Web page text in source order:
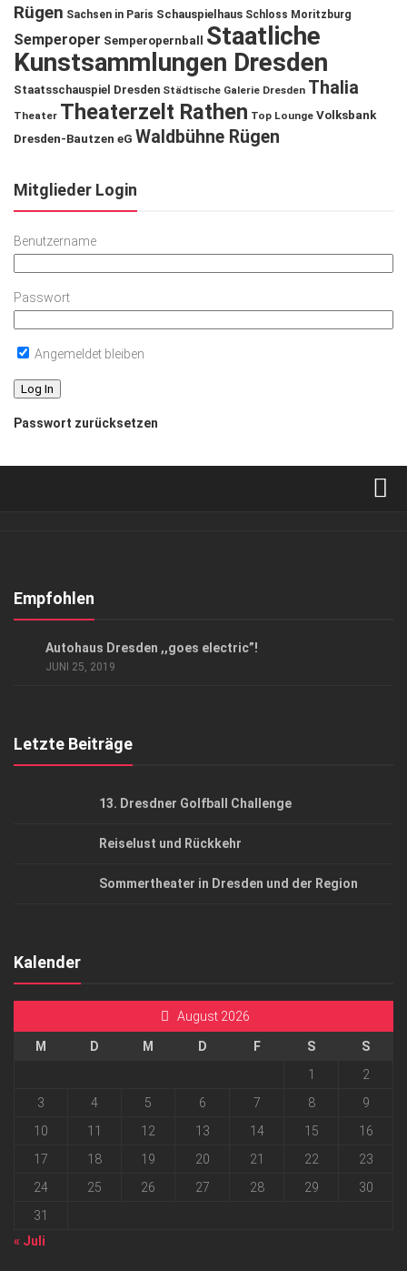
Rügen Sachsen in Paris Schauspielhaus Schloss Moritzburg
Semperoper Semperopernball
Staatliche
Kunstsammlungen Dresden
Staatsschauspiel Dresden Städtische Galerie Dresden Thalia
Theater Theaterzelt Rathen Top Lounge Volksbank
Dresden-Bautzen eG Waldbühne Rügen
Mitglieder Login
Benutzername
Passwort
Angemeldet bleiben
Passwort zurücksetzen
Kontakt, Impressum
Empfohlen
Autohaus Dresden ,,goes electric”!
JUNI 25, 2019
Letzte Beiträge
13. Dresdner Golfball Challenge
Reiselust und Rückkehr
Sommertheater in Dresden und der Region
Kalender
August 2026
M D M D F S
S
1
2
3
4 5 6 7 8
9
10
11 12 13 14 15
16
17
18 19 20 21 22
23
24
25 26 27 28 29
30
31
« Juli